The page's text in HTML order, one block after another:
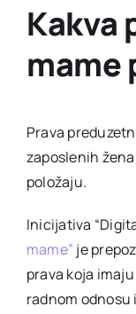
Kakva
mame
Prava
zaposlenih
položaju.
Inicijativa
mame” je
prava koja
radnom